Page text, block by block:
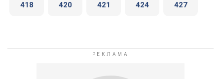
418 420 421 424 427